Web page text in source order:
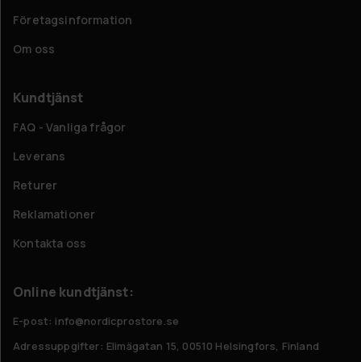
Företagsinformation
Om oss
Kundtjänst
FAQ - Vanliga frågor
Leverans
Returer
Reklamationer
Kontakta oss
Online kundtjänst:
E-post: info@nordicprostore.se
Adressuppgifter: Elimägatan 15, 00510 Helsingfors, Finland